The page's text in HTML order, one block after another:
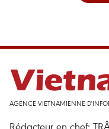
AGENCE VIETNAMIENNE